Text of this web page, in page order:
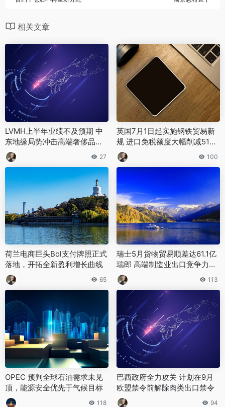
相关文章
LVMH上半年业绩不及预期 中
东地缘局势冲击高端奢侈品消
费
27
英国7月1日起实施钢铁贸易新
规 进口免税额度大幅削减51%
超配额部分征收50%高额关税100
荷兰电商巨头Bol支付牌照正式
落地，开拓全新盈利增长曲线
65
瑞士5月货物贸易顺差达61.1亿
瑞郎 高端制造业出口竞争力持
续稳固
113
OPEC 预判全球石油需求未见
顶，能源安全优先于气候目标
118
巴西政府全力攻关 计划在9月
欧盟禁令前解除肉类出口禁令
94